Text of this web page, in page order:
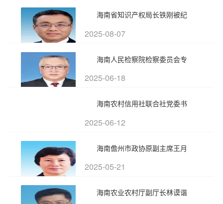
海南省知识产权局长铁刚被纪
2025-08-07
海南人民检察院检察委员会专
2025-06-18
海南农村信用社联合社党委书
2025-06-12
海南儋州市政协原副主席王月
2025-05-21
海南农业农村厅副厅长林谟谐